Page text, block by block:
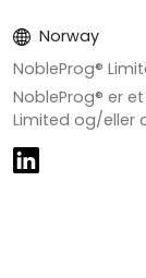
Norway
NobleProg®
NobleProg® er
Limited og/eller